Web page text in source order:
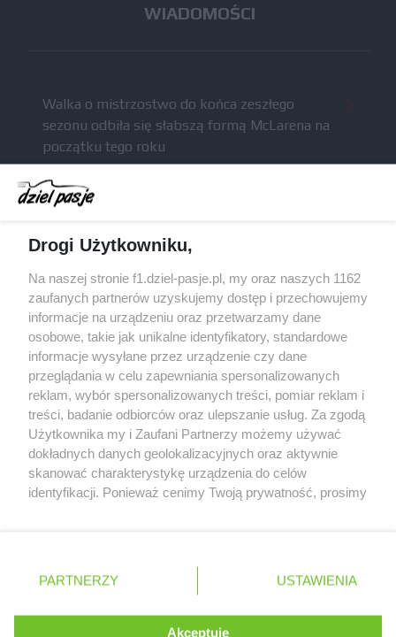
WIADOMOŚCI
Walka o mistrzostwo do końca zeszłego
sezonu odbiła się słabszą formą McLarena na
początku tego roku
McCullough całkowicie opuści Astona Martina i
ma trafić do Red Bulla (akt.)
zeszłego sezonu
Obecne silniki muszą polegać na uczących się
algorytmach?
Honda uświadomiła sobie skalę problemów z
silnikiem dopiero w styczniu
Polityka prywatności © 2004 - 2026 GPmedia
Kopiowanie treści bez
zgody autorów zabronione.
powiązana w żaden sposób z grupą przedsiębiorstw Formula
One, oraz oznaczeniami F1, FORMULA ONE, FORMULA 1 FIA
Serwis internetowy, z którego korzystasz, używa plików
cookies. Są to pliki instalowane w urządzeniach
końcowych osób korzystających z serwisu, w celu
administrowania serwisem, poprawy jakości
świadczonych usług w tym dostosowania treści serwisu
Dowiedz się więcej o naszej polityce
Drogi Użytkowniku,
Na naszej stronie f1.dziel-pasje.pl, my oraz naszych 1162
zaufanych partnerów uzyskujemy dostęp i przechowujemy
informacje na urządzeniu oraz przetwarzamy dane
osobowe, takie jak unikalne identyfikatory, standardowe
informacje wysyłane przez urządzenie czy dane
przeglądania w celu zapewniania spersonalizowanych
reklam, wybór spersonalizowanych treści, pomiar reklam i
treści, badanie odbiorców oraz ulepszanie usług. Za zgodą
Użytkownika my i Zaufani Partnerzy możemy używać
dokładnych danych geolokalizacyjnych oraz aktywnie
skanować charakterystykę urządzenia do celów
identyfikacji. Ponieważ cenimy Twoją prywatność, prosimy
prywatności znajdujący się w lewym dolnym rogu strony
. Niektóre rodzaje przetwarzania danych nie wymagają
takiemu przetwarzaniu. Preferencje będą miały
PARTNERZY USTAWIENIA
Akceptuję